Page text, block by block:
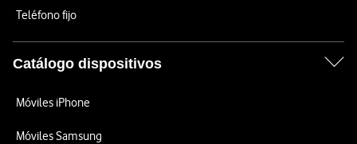
Teléfono fijo
Catálogo dispositivos
Móviles iPhone
Móviles Samsung